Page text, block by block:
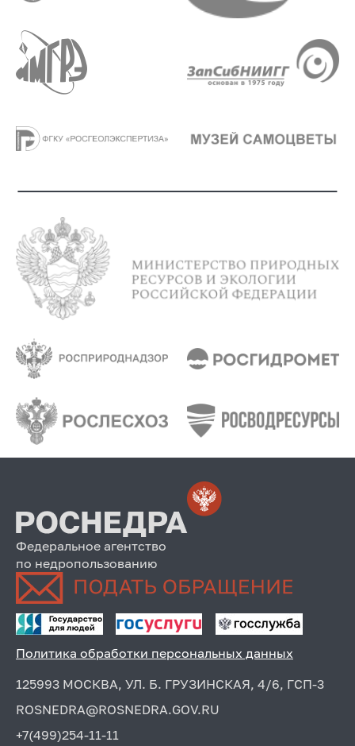
Федеральное агентство
по недропользованию
Политика обработки персональных данных
125993 МОСКВА, УЛ. Б. ГРУЗИНСКАЯ, 4/6, ГСП-3
ROSNEDRA@ROSNEDRA.GOV.RU
+7(499)254-11-11